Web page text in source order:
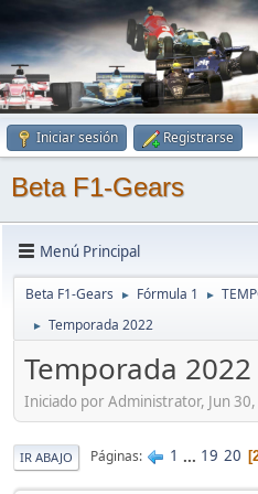
Iniciar sesión Registrarse
Beta F1-Gears
Menú Principal
Beta F1-Gears ► Fórmula 1 ►
► Temporada 2022
Temporada 2022
Iniciado por Administrator, Jun
IR ABAJO Páginas 1 ... 19 20